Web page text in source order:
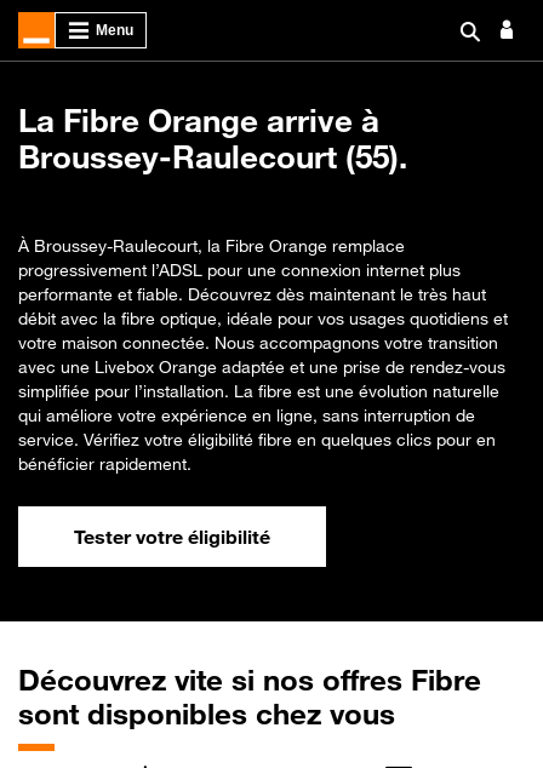
La Fibre Orange arrive à
Broussey-Raulecourt (55).
À Broussey-Raulecourt, la Fibre Orange remplace
progressivement l’ADSL pour une connexion internet plus
performante et fiable. Découvrez dès maintenant le très haut
débit avec la fibre optique, idéale pour vos usages quotidiens et
votre maison connectée. Nous accompagnons votre transition
avec une Livebox Orange adaptée et une prise de rendez-vous
simplifiée pour l’installation. La fibre est une évolution naturelle
qui améliore votre expérience en ligne, sans interruption de
service. Vérifiez votre éligibilité fibre en quelques clics pour en
bénéficier rapidement.
Tester votre éligibilité
Découvrez vite si nos offres Fibre
sont disponibles chez vous